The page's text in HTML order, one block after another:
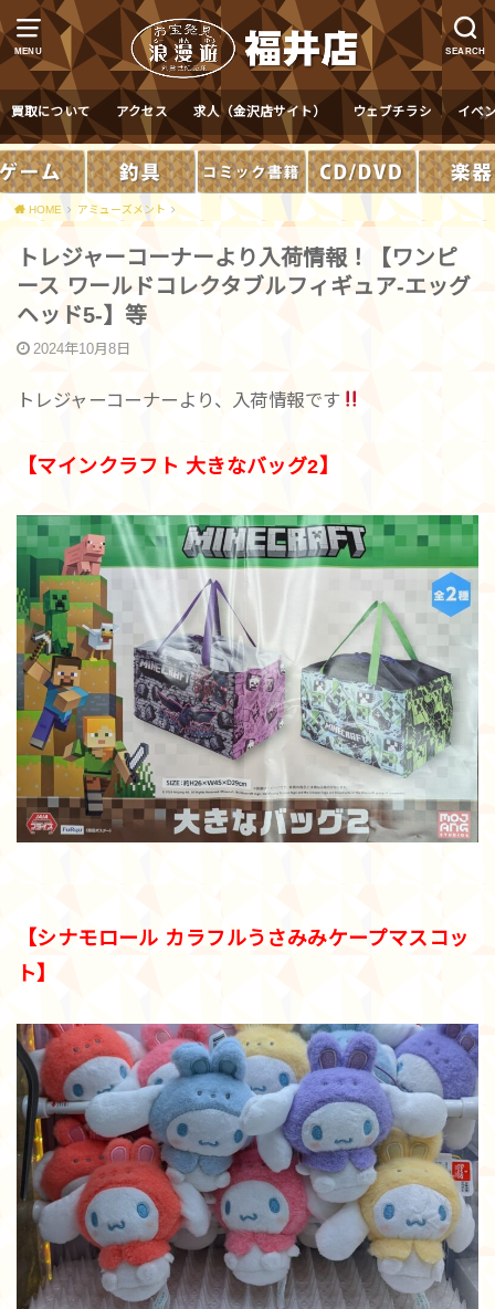
MENU SEARCH
買取について アクセス 求人（金沢店サイト） ウェブチラシ イベ
HOME アミューズメント
トレジャーコーナーより入荷情報！【ワンピ
ース ワールドコレクタブルフィギュア-エッグ
ヘッド5-】等
2024年10月8日
トレジャーコーナーより、入荷情報です
【マインクラフト 大きなバッグ2】
【シナモロール カラフルうさみみケープマスコッ
ト】